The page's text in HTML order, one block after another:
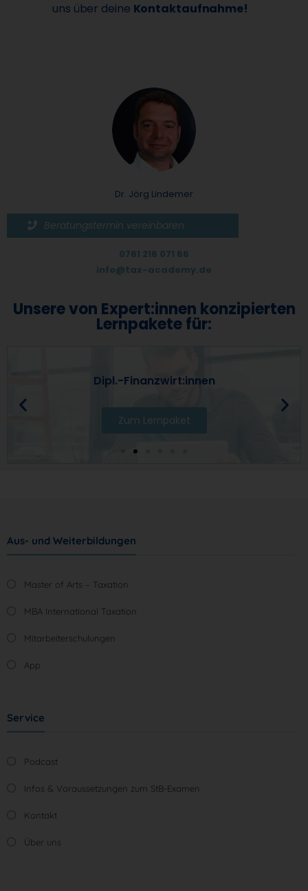
uns über deine Kontaktaufnahme!
Dr. Jörg Lindemer
Beratungstermin vereinbaren
0761 216 071 66
info@tax-academy.de
Unsere von Expert:innen konzipierten
Lernpakete für:
Dipl.-Finanzwirt:innen
Zum Lernpaket
Aus- und Weiterbildungen
Master of Arts – Taxation
MBA International Taxation
Mitarbeiterschulungen
App
Service
Podcast
Infos & Voraussetzungen zum StB-Examen
Kontakt
Über uns